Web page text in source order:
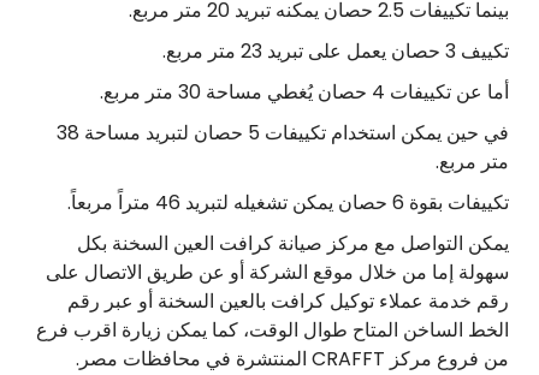
بينما تكييفات 2.5 حصان يمكنه تبريد 20 متر مربع.
تكييف 3 حصان يعمل على تبريد 23 متر مربع.
أما عن تكييفات 4 حصان يُغطي مساحة 30 متر مربع.
في حين يمكن استخدام تكييفات 5 حصان لتبريد مساحة 38
متر مربع.
تكييفات بقوة 6 حصان يمكن تشغيله لتبريد 46 متراً مربعاً.
يمكن التواصل مع مركز صيانة كرافت العين السخنة بكل
سهولة إما من خلال موقع الشركة أو عن طريق الاتصال على
رقم خدمة عملاء توكيل كرافت بالعين السخنة أو عبر رقم
الخط الساخن المتاح طوال الوقت، كما يمكن زيارة اقرب فرع
من فروع مركز CRAFFT المنتشرة في محافظات مصر.